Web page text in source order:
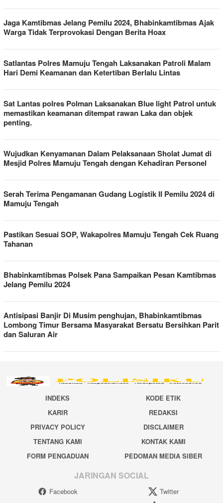
Jaga Kamtibmas Jelang Pemilu 2024, Bhabinkamtibmas Ajak
Warga Tidak Terprovokasi Dengan Berita Hoax
Satlantas Polres Mamuju Tengah Laksanakan Patroli Malam
Hari Demi Keamanan dan Ketertiban Berlalu Lintas
Sat Lantas polres Polman Laksanakan Blue light Patrol untuk
memastikan keamanan ditempat rawan Laka dan objek
penting.
Wujudkan Kenyamanan Dalam Pelaksanaan Sholat Jumat di
Mesjid Polres Mamuju Tengah dengan Kehadiran Personel
Serah Terima Pengamanan Gudang Logistik II Pemilu 2024 di
Mamuju Tengah
Pastikan Sesuai SOP, Wakapolres Mamuju Tengah Cek Ruang
Tahanan
Bhabinkamtibmas Polsek Pana Sampaikan Pesan Kamtibmas
Jelang Pemilu 2024
Antisipasi Banjir Di Musim penghujan, Bhabinkamtibmas
Lombong Timur Bersama Masyarakat Bersatu Bersihkan Parit
dan Saluran Air
INDEKS
KODE ETIK
KARIR
REDAKSI
PRIVACY POLICY
DISCLAIMER
TENTANG KAMI
KONTAK KAMI
FORM PENGADUAN
PEDOMAN MEDIA SIBER
JARINGAN SOCIAL
Facebook
Twitter